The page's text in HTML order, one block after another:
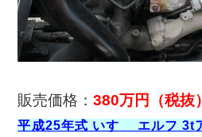
販売価格：380万円（税抜
平成25年式 いすゞ エルフ 3t